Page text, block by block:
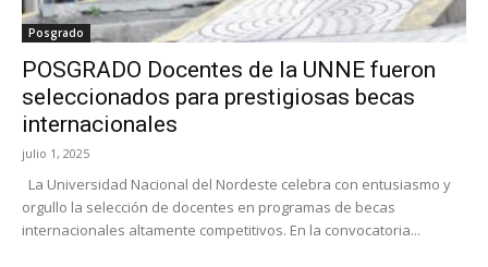
Posgrado
POSGRADO Docentes de la UNNE fueron
seleccionados para prestigiosas becas
internacionales
julio 1, 2025
La Universidad Nacional del Nordeste celebra con entusiasmo y
orgullo la selección de docentes en programas de becas
internacionales altamente competitivos. En la convocatoria...